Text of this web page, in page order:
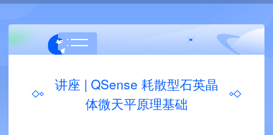
讲座 | QSense 耗散型石英晶
体微天平原理基础